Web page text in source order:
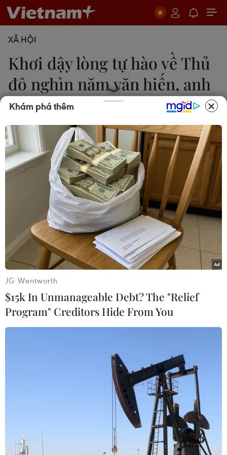
XÃ HỘI
Khơi dậy lòng tự hào về Thủ
đô nghìn năm văn hiến, anh
hùng
Đinh Thuận
29/09/2021 10:55
Thành phố Hà Nội thực hiện các hoạt động chào
mừng nhằm tuyên truyền sâu rộng trong nhân dân
về ý nghĩa lịch sử của Ngày Giải phóng Thủ đô,
truyền thống cách mạng, lòng tự hào dân tộc...
Nhân dân treo cờ Tổ quốc kỷ niệm Ngày Giải phóng Thủ đô.
(Ảnh: Thành Đạt/TTXVN)
Kỷ niệm 67 năm Ngày Giải phóng Thủ đô
(10/10/1954-10/10/2021), thành phố Hà Nội thực
hiện các hoạt động chào mừng nhằm tuyên
Khám phá thêm
JG Wentworth
$15k In Unmanageable Debt? The "Relief
Program" Creditors Hide From You